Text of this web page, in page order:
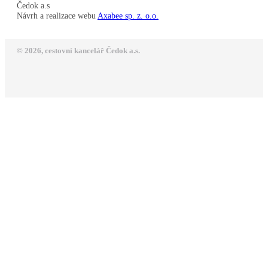
Čedok a.s
Návrh a realizace webu Axabee sp. z. o.o.
© 2026, cestovní kancelář Čedok a.s.